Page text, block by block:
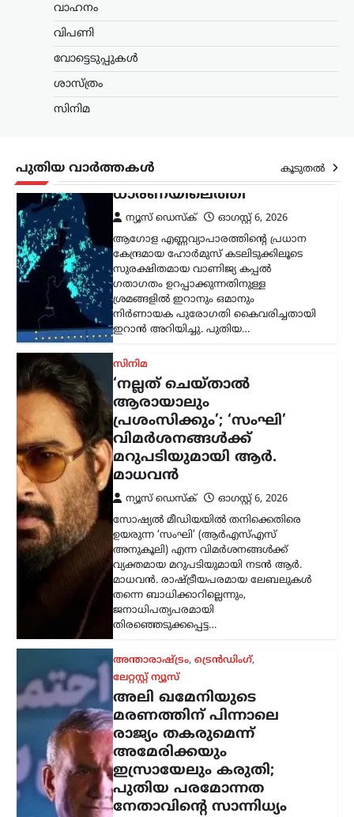
വാഹനം
വിപണി
വോട്ടെടുപ്പുകൾ
ശാസ്ത്രം
സിനിമ
പുതിയ വാർത്തകൾ കൂടുതൽ
ഗതാഗതം ഉറപ്പാക്കുന്നതിനുള്ള
നിർണായക പുരോഗതി കൈവരിച്ചതായി
ഇറാൻ അറിയിച്ചു. പുതിയ…
പ്രശംസിക്കും’; ‘സംഘി’
വിമർശനങ്ങൾക്ക്
മറുപടിയുമായി ആർ.
മാധവൻ
ന്യൂസ് ഡെസ്ക്
ഓഗസ്റ്റ്‌ 6, 2026
സോഷ്യൽ മീഡിയയിൽ തനിക്കെതിരെ
ഉയരുന്ന ‘സംഘി’ (ആർഎസ്എസ്
അനുകൂലി) എന്ന വിമർശനങ്ങൾക്ക്
വ്യക്തമായ മറുപടിയുമായി നടൻ ആർ.
മാധവൻ. രാഷ്ട്രീയപരമായ ലേബലുകൾ
തന്നെ ബാധിക്കാറില്ലെന്നും,
തിരഞ്ഞെടുക്കപ്പെട്ട…
അന്താരാഷ്ട്രം,ട്രെൻഡിംഗ്
ലേറ്റസ്റ്റ് ന്യൂസ്
അലി ഖമേനിയുടെ
മരണത്തിന് പിന്നാലെ
രാജ്യം തകരുമെന്ന്
അമേരിക്കയും
ഇസ്രായേലും കരുതി;
പുതിയ പരമോന്നത
നേതാവിന്റെ സാന്നിധ്യം
കരുത്തെന്ന് ഇറാൻ
പ്രസിഡന്റ്
ന്യൂസ് ഡെസ്ക്
ഓഗസ്റ്റ്‌ 6, 2026
ഇറാന്റെ പുതിയ പരമോന്നത നേതാവായ
മൊജ്തബ ഖമേനിയുമായി നേരിട്ട്
ആശയവിനിമയം നടത്തുന്നത് നിലവിൽ
ബുദ്ധിമുട്ടേറിയതാണെങ്കിലും,
അദ്ദേഹത്തിന്റെ നേതൃത്വം രാജ്യത്തിന്
വലിയ ആത്മവിശ്വാസവും കരുത്തും
പകരുന്നതായി പ്രസിഡന്റ് മസൂദ്…
കേരളം,ട്രെൻഡിംഗ്,ലേറ്റസ്റ്റ് ന്യൂസ്
സ്ത്രീയെ
കരിങ്കുപ്പായത്തിൽ
കുഴിച്ചുമൂടുന്ന പരിപാടി;